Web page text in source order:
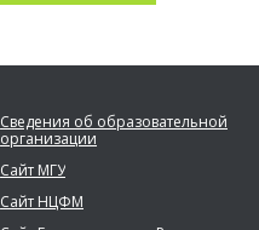
Сведения об образовательной
организации
Сайт МГУ
Сайт НЦФМ